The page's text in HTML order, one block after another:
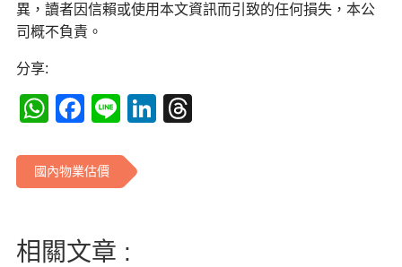
異，讀者因信賴或使用本文資訊而引致的任何損失，本公
司概不負責。
分享:
WhatsApp
Facebook
LineLinkedIn
Threads
國內物業估價
相關文章 :